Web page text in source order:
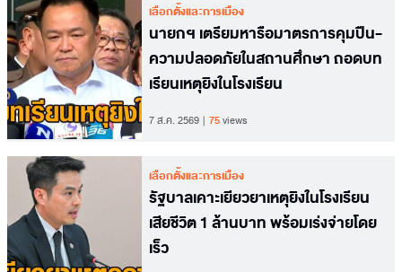
เลือกตั้งและการเมือง
นายกฯ เตรียมหารือมาตรการคุมปืน-
ความปลอดภัยในสถานศึกษา ถอดบท
เรียนเหตุยิงในโรงเรียน
7 ส.ค. 2569 75views
เลือกตั้งและการเมือง
รัฐบาลเคาะเยียวยาเหตุยิงในโรงเรียน
เสียชีวิต 1 ล้านบาท พร้อมเร่งจ่ายโดย
เร็ว